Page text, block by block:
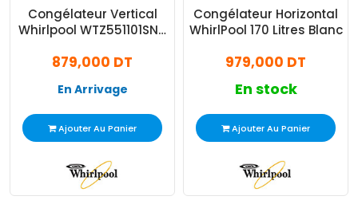
Congélateur Vertical
Whirlpool WTZ551101SNA
879,000 DT
En Arrivage
Ajouter Au Panier
Congélateur Horizontal
WhirlPool 170 Litres Blanc
979,000 DT
En stock
Ajouter Au Panier